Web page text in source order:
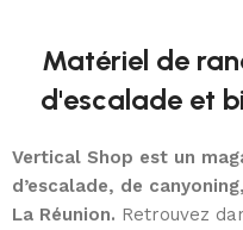
Matériel de
d'escalade et
Vertical Shop est un
d’escalade, de
La Réunion. Retrouvez